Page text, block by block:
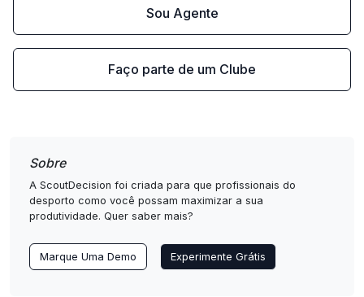
Sou Agente
Faço parte de um Clube
Sobre
A ScoutDecision foi criada para que profissionais do
desporto como você possam maximizar a sua
produtividade. Quer saber mais?
Marque Uma Demo Experimente Grátis